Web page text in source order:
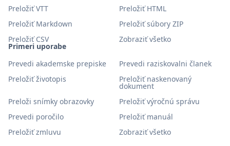
Primeri uporabe
Prevedi akademske prepiske
Prevedi raziskovalni članek
Preložiť životopis
Preložiť naskenovaný
dokument
Preloži snímky obrazovky
Preložiť výročnú správu
Prevedi poročilo
Preložiť manuál
Preložiť zmluvu
Zobraziť všetko
Preložiť VTT
Preložiť HTML
Preložiť Markdown
Preložiť súbory ZIP
Preložiť CSV
Zobraziť všetko